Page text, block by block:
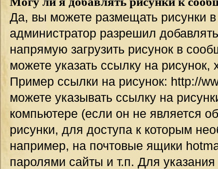
Да, вы можете размещать рисунки
администратор разрешил
напрямую загрузить рисунок в
можете указать ссылку на
Пример ссылки на рисунок: http://
можете указывать ссылку на
компьютере (если он не является
рисунки, для доступа к которым
например, на почтовые ящики
паролями сайты и т.п. Для